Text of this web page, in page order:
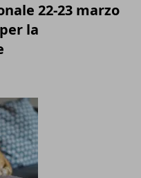
22-23 marzo
la